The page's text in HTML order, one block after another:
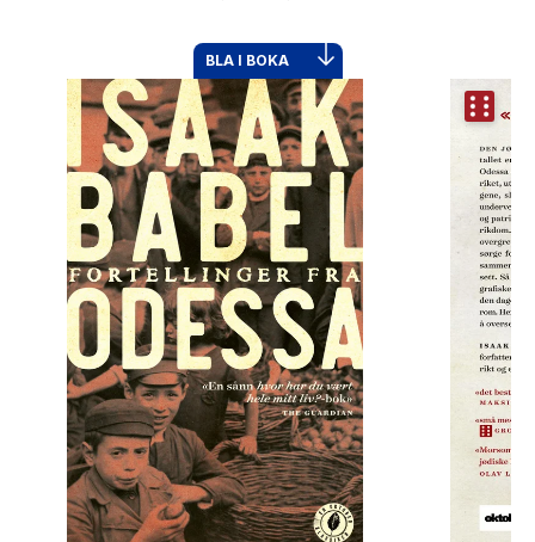
Fury Bound - Sable Sorensen
Elizabeth Strout
Hitster
Hypopressiv trening
The Housemaid
BLA I BOKA